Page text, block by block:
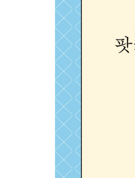
PART 4 중보: 사랑으
26 다른 사람을 위해 기
27 하나님이 누군가를
28 믿지 않는 남편을
29 불신자와 복음 전도
30 증오의 시대, 세계를
나가는 글: 사랑의 가장
출처